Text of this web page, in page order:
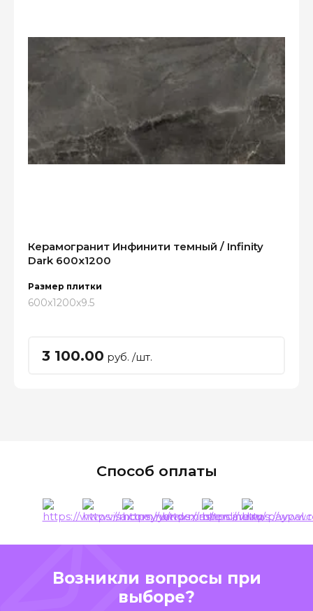
Керамогранит Инфинити темный / Infinity
Dark 600x1200
Размер плитки
600x1200x9.5
3 100.00 руб. /шт.
Способ оплаты
Возникли вопросы при
выборе?